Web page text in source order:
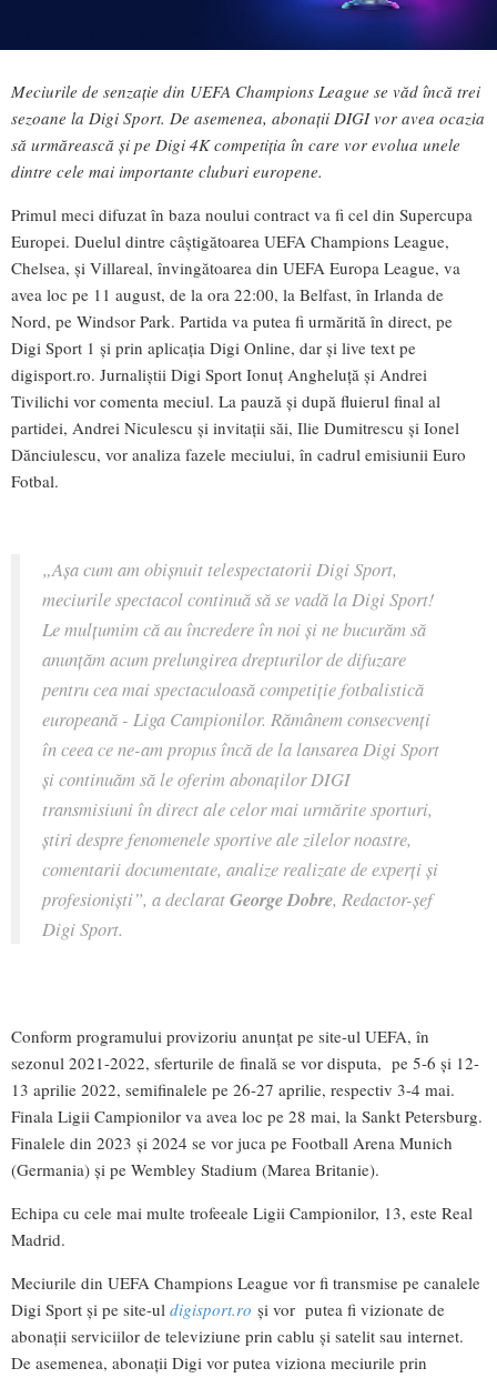
Meciurile de senzație din UEFA Champions League se văd încă trei
sezoane la Digi Sport. De asemenea, abonații DIGI vor avea ocazia
să urmărească și pe Digi 4K competiția în care vor evolua unele
dintre cele mai importante cluburi europene.
Primul meci difuzat în baza noului contract va fi cel din Supercupa
Europei. Duelul dintre câștigătoarea UEFA Champions League,
Chelsea, și Villareal, învingătoarea din UEFA Europa League, va
avea loc pe 11 august, de la ora 22:00, la Belfast, în Irlanda de
Nord, pe Windsor Park. Partida va putea fi urmărită în direct, pe
Digi Sport 1 și prin aplicația Digi Online, dar și live text pe
digisport.ro. Jurnaliștii Digi Sport Ionuț Angheluță și Andrei
Tivilichi vor comenta meciul. La pauză și după fluierul final al
partidei, Andrei Niculescu și invitații săi, Ilie Dumitrescu și Ionel
Dănciulescu, vor analiza fazele meciului, în cadrul emisiunii Euro
Fotbal.
„Așa cum am obișnuit telespectatorii Digi Sport,
meciurile spectacol continuă să se vadă la Digi Sport!
Le mulțumim că au încredere în noi și ne bucurăm să
anunțăm acum prelungirea drepturilor de difuzare
pentru cea mai spectaculoasă competiție fotbalistică
europeană - Liga Campionilor. Rămânem consecvenți
în ceea ce ne-am propus încă de la lansarea Digi Sport
și continuăm să le oferim abonaților DIGI
transmisiuni în direct ale celor mai urmărite sporturi,
știri despre fenomenele sportive ale zilelor noastre,
comentarii documentate, analize realizate de experți și
profesioniști”, a declaratGeorge Dobre, Redactor-șef
Digi Sport.
Conform programului provizoriu anunțat pe site-ul UEFA, în
sezonul 2021-2022, sferturile de finală se vor disputa, pe 5-6 și 12-
13 aprilie 2022, semifinalele pe 26-27 aprilie, respectiv 3-4 mai.
Finala Ligii Campionilor va avea loc pe 28 mai, la Sankt Petersburg.
Finalele din 2023 și 2024 se vor juca pe Football Arena Munich
(Germania) și pe Wembley Stadium (Marea Britanie).
Echipa cu cele mai multe trofeeale Ligii Campionilor, 13, este Real
Madrid.
Meciurile din UEFA Champions League vor fi transmise pe canalele
Digi Sport și pe site-ul digisport.ro și vor putea fi vizionate de
abonații serviciilor de televiziune prin cablu și satelit sau internet.
De asemenea, abonații Digi vor putea viziona meciurile prin